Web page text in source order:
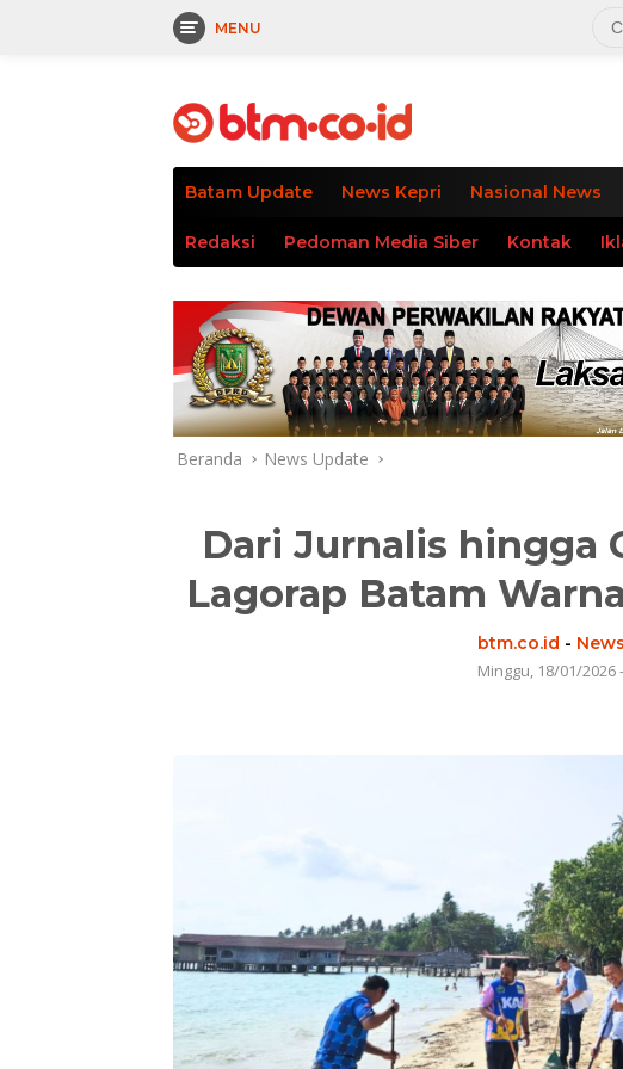
MENU
Batam Update News Kepri Nasional News
Redaksi Pedoman Media Siber Kontak
Beranda News Update
Dari Jurnalis hingga
Lagorap Batam
btm.co.id -
Minggu, 18/01/2026